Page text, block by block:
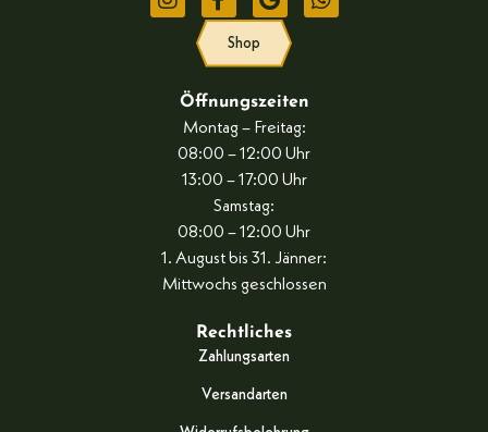
Shop
Öffnungszeiten
Montag – Freitag:
08:00 – 12:00 Uhr
13:00 – 17:00 Uhr
Samstag:
08:00 – 12:00 Uhr
1. August bis 31. Jänner:
Mittwochs geschlossen
Rechtliches
Zahlungsarten
Versandarten